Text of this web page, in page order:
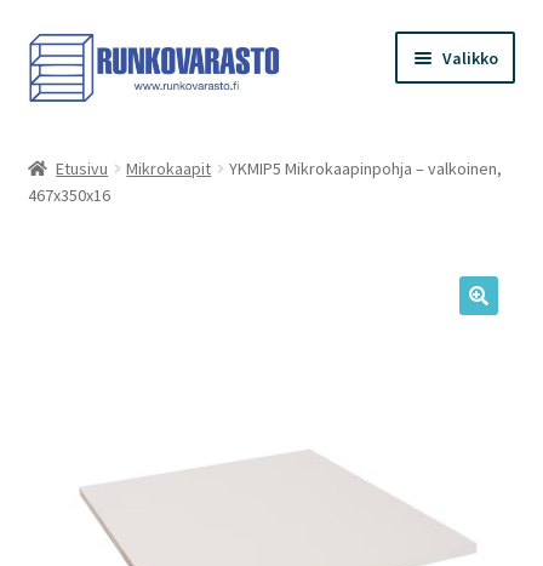
Siirry
navigointiin
Siirry
sisältöön
Valikko
Kauppa
Etusivu Mikrokaapit
YKMIP5 Mikrokaapinpohja – valkoinen,
467x350x16